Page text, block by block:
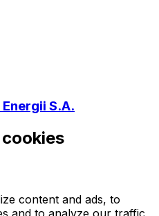
S.A.
content and ads, to